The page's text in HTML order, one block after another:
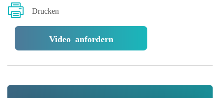
Drucken
Video anfordern